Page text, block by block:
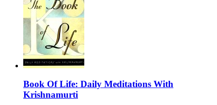
Book Of Life: Daily Meditations With
Krishnamurti